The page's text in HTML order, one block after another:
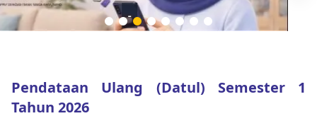
Berita & Kegiatan
Buletin
.
Pendataan Ulang (Datul) Semester 1
Tahun 2026